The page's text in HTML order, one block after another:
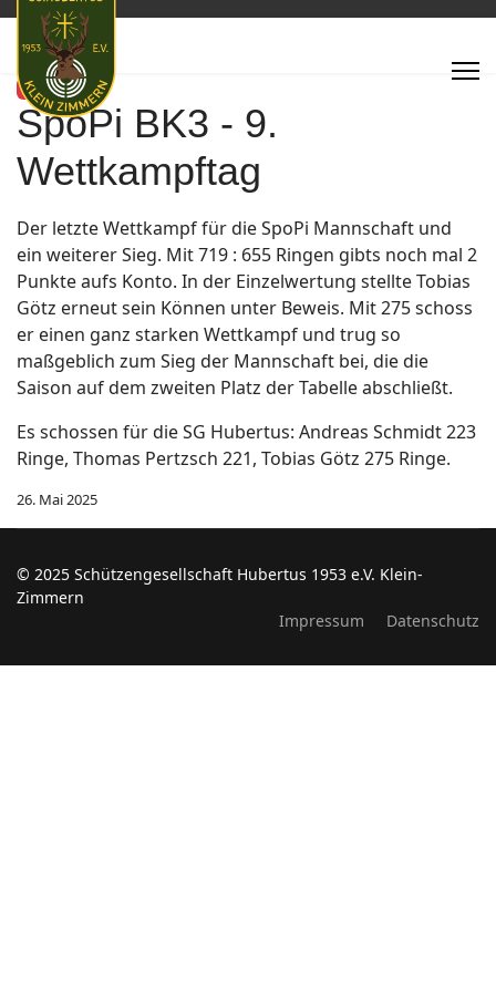
Featured
SpoPi BK3 - 9.
Wettkampftag
Der letzte Wettkampf für die SpoPi Mannschaft und
ein weiterer Sieg. Mit 719 : 655 Ringen gibts noch mal 2
Punkte aufs Konto. In der Einzelwertung stellte Tobias
Götz erneut sein Können unter Beweis. Mit 275 schoss
er einen ganz starken Wettkampf und trug so
maßgeblich zum Sieg der Mannschaft bei, die die
Saison auf dem zweiten Platz der Tabelle abschließt.
Es schossen für die SG Hubertus: Andreas Schmidt 223
Ringe, Thomas Pertzsch 221, Tobias Götz 275 Ringe.
26. Mai 2025
© 2025 Schützengesellschaft Hubertus 1953 e.V. Klein-
Zimmern
Impressum
Datenschutz